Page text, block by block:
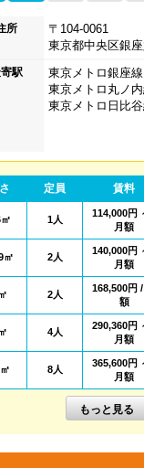
所
〒104-0061
東京都中央区銀
駅
東京メトロ銀座
東京メトロ丸ノ
東京メトロ日比
定員 賃料
1人
114,000円
月額
㎡ 2人
140,000円
月額
2人
168,500円 /
額
4人
290,360円
月額
8人
365,600円
月額